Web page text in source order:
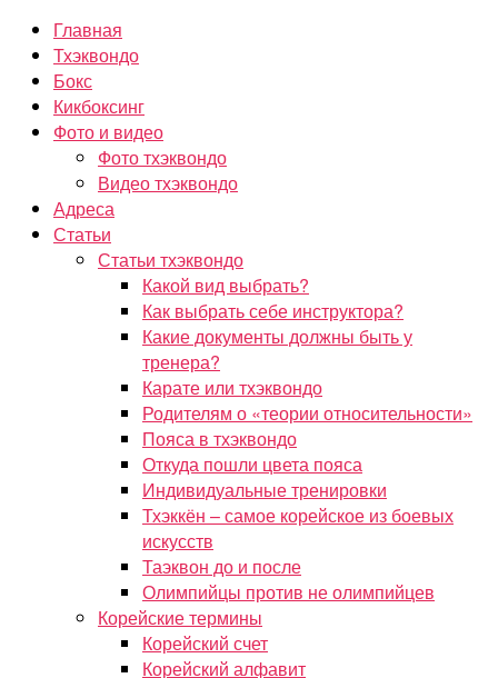
Главная
Тхэквондо
Бокс
Кикбоксинг
Фото и видео
Фото тхэквондо
Видео тхэквондо
Адреса
Статьи
Статьи тхэквондо
Какой вид выбрать?
Как выбрать себе инструктора?
Какие документы должны быть у
тренера?
Карате или тхэквондо
Родителям о «теории относительности»
Пояса в тхэквондо
Откуда пошли цвета пояса
Индивидуальные тренировки
Тхэккён – самое корейское из боевых
искусств
Таэквон до и после
Олимпийцы против не олимпийцев
Корейские термины
Корейский счет
Корейский алфавит